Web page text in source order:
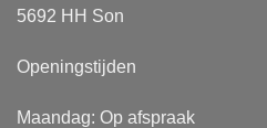
5692 HH Son
Openingstijden
Maandag: Op afspraak